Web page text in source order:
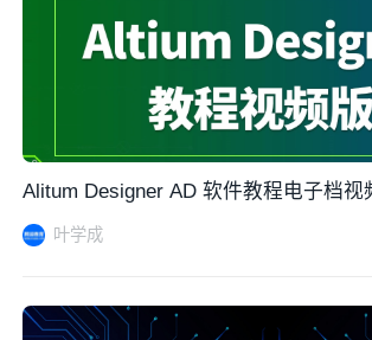
Alitum Designer AD 软件教程电子档视
叶学成